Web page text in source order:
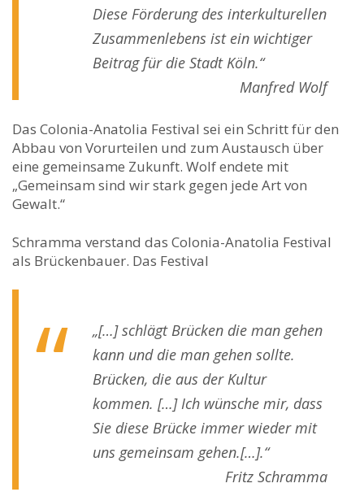
Diese Förderung des interkulturellen
Zusammenlebens ist ein wichtiger
Beitrag für die Stadt Köln.“
Manfred Wolf
Das Colonia-Anatolia Festival sei ein Schritt für den
Abbau von Vorurteilen und zum Austausch über
eine gemeinsame Zukunft. Wolf endete mit
„Gemeinsam sind wir stark gegen jede Art von
Gewalt.“
Schramma verstand das Colonia-Anatolia Festival
als Brückenbauer. Das Festival
„[…] schlägt Brücken die man gehen
kann und die man gehen sollte.
Brücken, die aus der Kultur
kommen. […] Ich wünsche mir, dass
Sie diese Brücke immer wieder mit
uns gemeinsam gehen.[…].“
Fritz Schramma